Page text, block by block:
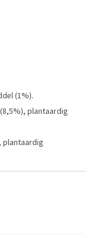
(1%).
plantaardig
plantaardig